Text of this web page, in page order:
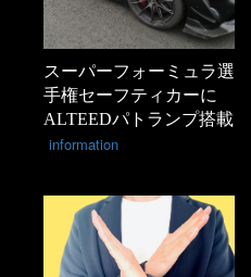
スーパーフォーミュラ選
手権セーフティカーに
ALTEEDパトランプ搭載
information